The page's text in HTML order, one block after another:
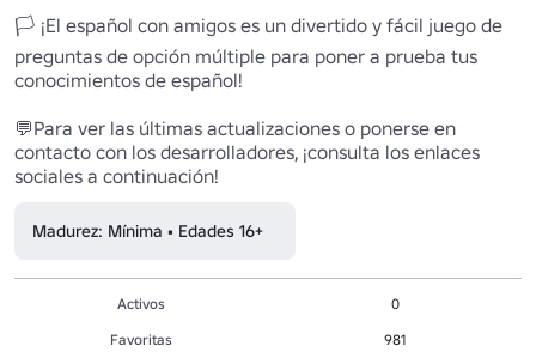
🏳️ ¡El español con amigos es un divertido y fácil juego de
preguntas de opción múltiple para poner a prueba tus
conocimientos de español!
💬Para ver las últimas actualizaciones o ponerse en
contacto con los desarrolladores, ¡consulta los enlaces
sociales a continuación!
Madurez: Mínima • Edades 16+
Activos
0
Favoritas
981